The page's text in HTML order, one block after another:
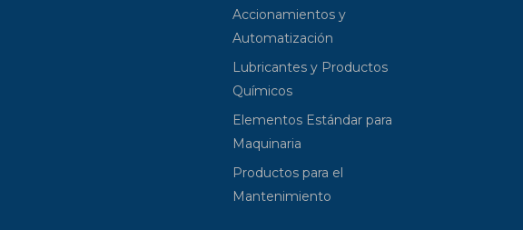
Accionamientos y
Automatización
Lubricantes y Productos
Químicos
Elementos Estándar para
Maquinaria
Productos para el
Mantenimiento